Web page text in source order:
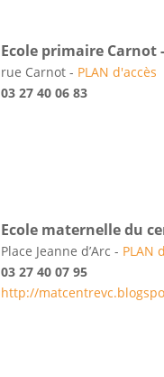
Ecole primaire Carnot
rue Carnot - PLAN d'accès
03 27 40 06 83
Ecole maternelle du
Place Jeanne d’Arc - PLAN
03 27 40 07 95
http://